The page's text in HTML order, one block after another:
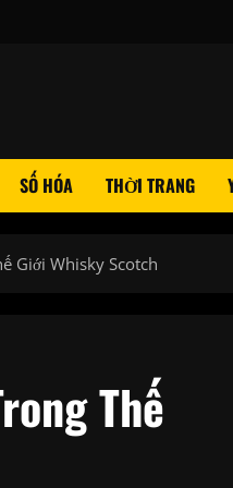
SỐ HÓA THỜI TRANG
Giới Whisky Scotch
Thế